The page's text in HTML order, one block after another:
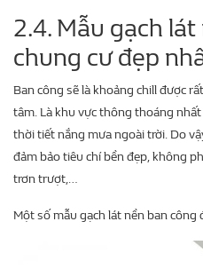
2.4. Mẫu gạch
chung cư đẹp
Ban công sẽ là khoảng chill được
tâm. Là khu vực thông thoáng
thời tiết nắng mưa ngoài trời. Do
đảm bảo tiêu chí bền đẹp, không
trơn trượt,…
Một số mẫu gạch lát nền ban công